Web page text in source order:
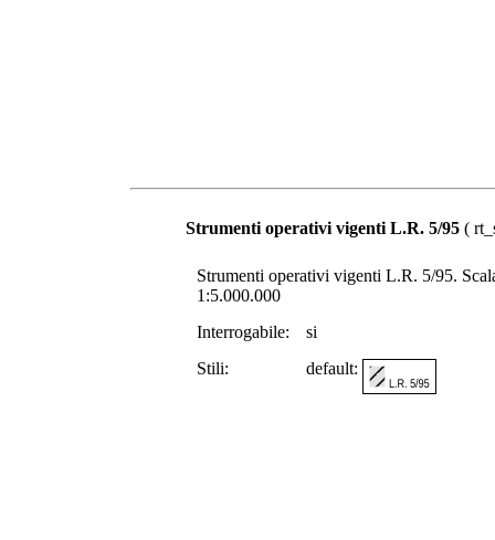
Strumenti operativi vigenti L.R. 5/95 (
Strumenti operativi vigenti L.R. 5/95.
1:5.000.000
Interrogabile:
si
Stili:
default: